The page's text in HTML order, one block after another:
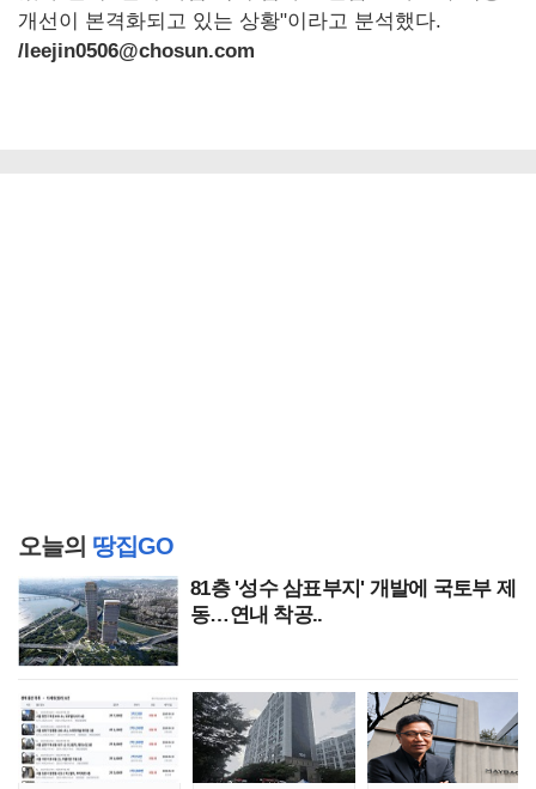
개선이 본격화되고 있는 상황"이라고 분석했다.
/leejin0506@chosun.com
오늘의 땅집GO
81층 '성수 삼표부지' 개발에 국토부 제
동…연내 착공..